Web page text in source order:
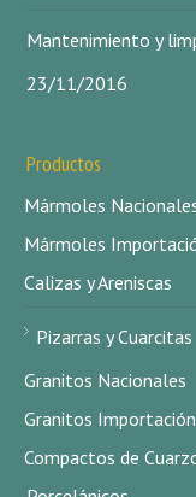
Mantenimiento y
23/11/2016
Productos
Mármoles
Mármoles
Calizas y Areniscas
Pizarras y Cuarcitas
Granitos Nacionales
Granitos Importación
Compactos de